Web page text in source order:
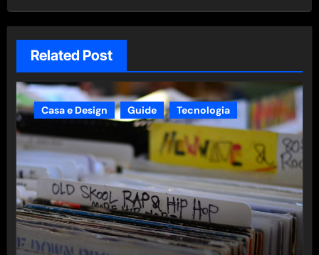
Related Post
Casa e Design Guide Tecnologia